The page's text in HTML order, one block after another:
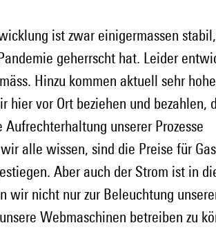
ist zwar einigermassen
geherrscht hat. Leider
Hinzu kommen aktuell sehr hohe
hier vor Ort beziehen und bezahlen,
unserer Prozesse
alle wissen, sind die Preise für
Aber auch der Strom ist in
wir nicht nur zur Beleuchtung
Webmaschinen betreiben zu